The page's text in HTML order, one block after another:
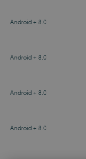
Android + 8.0
Android + 8.0
Android + 8.0
Android + 8.0